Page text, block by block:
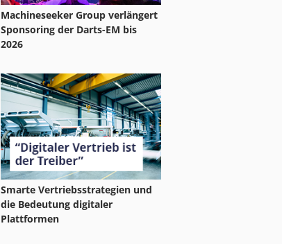
Machineseeker Group verlängert
Sponsoring der Darts-EM bis
2026
Smarte Vertriebsstrategien und
die Bedeutung digitaler
Plattformen